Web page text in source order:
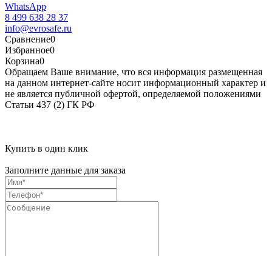
WhatsApp
8 499 638 28 37
info@evrosafe.ru
Сравнение0
Избранное0
Корзина0
Обращаем Ваше внимание, что вся информация размещенная
на данном интернет-сайте носит информационный характер и
не является публичной офертой, определяемой положениями
Статьи 437 (2) ГК РФ
Купить в один клик
Заполните данные для заказа